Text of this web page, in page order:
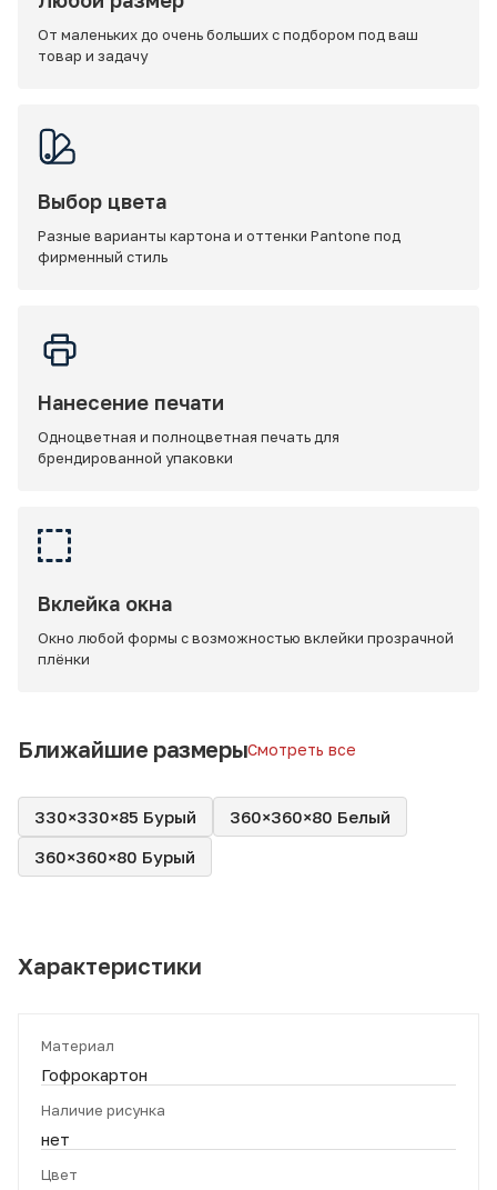
От маленьких до очень больших с подбором под ваш
товар и задачу
Выбор цвета
Разные варианты картона и оттенки Pantone под
фирменный стиль
Нанесение печати
Одноцветная и полноцветная печать для
брендированной упаковки
Вклейка окна
Окно любой формы с возможностью вклейки прозрачной
плёнки
Ближайшие размерыСмотреть все
330×330×85 Бурый
360×360×80 Белый
360×360×80 Бурый
Характеристики
Материал
Гофрокартон
Наличие рисунка
нет
Цвет